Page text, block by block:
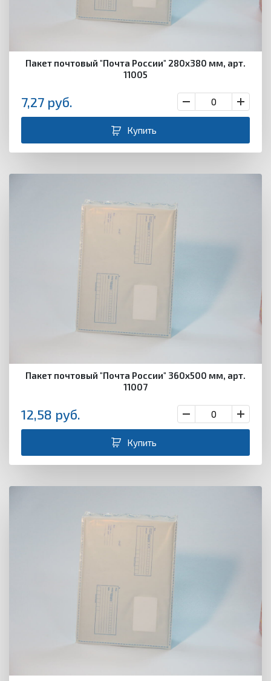
Пакет почтовый "Почта России" 280х380 мм, арт.
11005
7,27 руб.
Купить
Пакет почтовый "Почта России" 360х500 мм, арт.
11007
12,58 руб.
Купить